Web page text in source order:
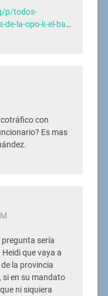
p/todos-
de-la-opo-k-el-ba…
con
Es mas
pregunta sería
que vaya a
la provincia
si en su mandato
ni siquiera